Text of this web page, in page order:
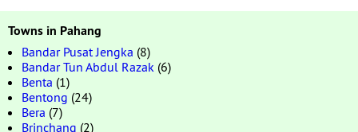
Towns in Pahang
Bandar Pusat Jengka (8)
Bandar Tun Abdul Razak (6)
Benta (1)
Bentong (24)
Bera (7)
Brinchang (2)